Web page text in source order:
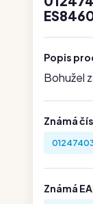
Popis
Bohužel
Známá
Známá